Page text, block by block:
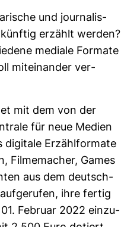
und jour­na­lis­
erzählt werden?
mediale For­mate
mit­ein­ander ver­
mit dem von der
für neue Medien
digi­tale Erzähl­for­mate
Fil­me­ma­cher, Games
aus dem deutsch­
ihre fertig
Februar 2022 ein­zu­